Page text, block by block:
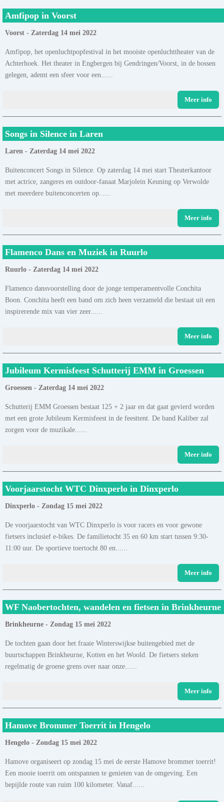
Amfipop in Voorst
Voorst - Zaterdag 14 mei 2022
Amfipop, het openluchtpopfestival in het mooiste openluchttheater van de
Achterhoek. Het theater in Engbergen bij Gendringen/Voorst, in de bossen
gelegen, ademt een sfeer voor een......
Meer info
Songs in Silence in Laren
Laren - Zaterdag 14 mei 2022
Buitenconcert Songs in Silence. Op zaterdag 14 mei start Theaterkantoor
met actrice, zangeres en outdoor-fanaat Marjolein Keuning op Verwolde
met meerdere buitenconcerten op......
Meer info
Flamenco Dans en Muziek in Ruurlo
Ruurlo - Zaterdag 14 mei 2022
Flamenco dansvoorstelling door de jonge temperamentvolle Conchita
Boon. Conchita heeft een band om zich heen verzameld die bestaat uit een
inspirerende mix van vier zeer......
Meer info
Jubileum Kermisfeest Schutterij EMM in Groessen
Groessen - Zaterdag 14 mei 2022
Schutterij EMM Groessen bestaat 125 + 2 jaar en dat gaat gevierd worden
met een grote Jubileum Kermisfeest in de feesttent. De band Kaliber zal
zorgen voor de muzikale......
Meer info
Voorjaarstocht WTC Dinxperlo in Dinxperlo
Dinxperlo - Zondag 15 mei 2022
De voorjaarstocht van WTC Dinxperlo is voor racers en voor gewone
fietsers inclusief e-bikes. De familietocht 35 en 60 km start tussen 9:30-
11:00 uur. De sportieve toertocht 80 en......
Meer info
WF Naobertochten, wandelen en fietsen in Brinkheurne
Brinkheurne - Zondag 15 mei 2022
De tochten gaan door het fraaie Winterswijkse buitengebied met de
buurtschappen Brinkheurne, Kotten en het Woold. De fietsers steken
regelmatig de groene grens over naar onze......
Meer info
Hamove Brommer Toerrit in Hengelo
Hengelo - Zondag 15 mei 2022
Hamove organiseert op zondag 15 mei de eerste Hamove brommer toerrit!
Een mooie toerrit om ontspannen te genieten van de omgeving. Een
bepijlde route van ruim 100 kilometer. Vanaf......